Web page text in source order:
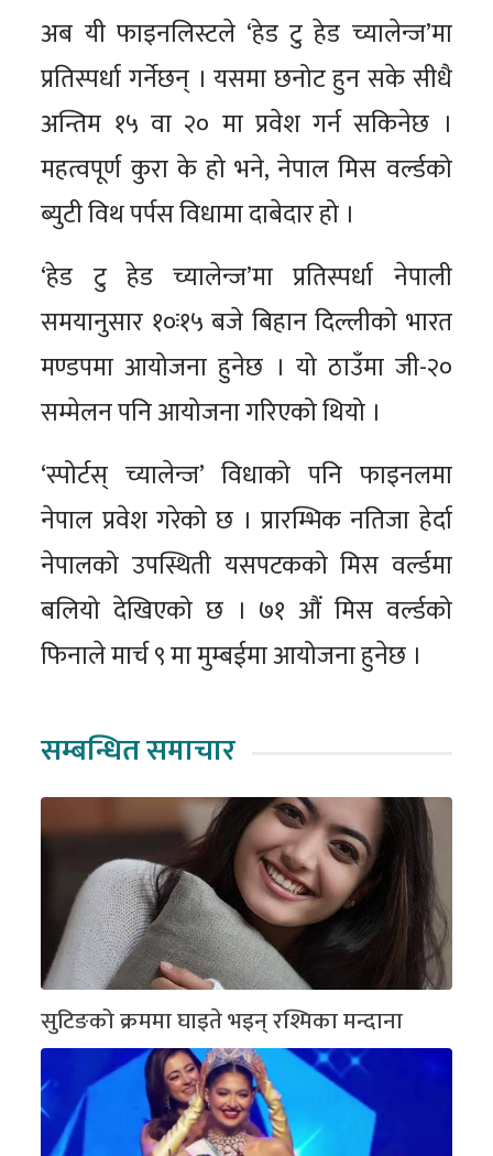
अब यी फाइनलिस्टले ‘हेड टु हेड च्यालेन्ज’मा
प्रतिस्पर्धा गर्नेछन् । यसमा छनोट हुन सके सीधै
अन्तिम १५ वा २० मा प्रवेश गर्न सकिनेछ ।
महत्वपूर्ण कुरा के हो भने, नेपाल मिस वर्ल्डको
ब्युटी विथ पर्पस विधामा दाबेदार हो ।
‘हेड टु हेड च्यालेन्ज’मा प्रतिस्पर्धा नेपाली
समयानुसार १०ः१५ बजे बिहान दिल्लीको भारत
मण्डपमा आयोजना हुनेछ । यो ठाउँमा जी-२०
सम्मेलन पनि आयोजना गरिएको थियो ।
‘स्पोर्टस् च्यालेन्ज’ विधाको पनि फाइनलमा
नेपाल प्रवेश गरेको छ । प्रारम्भिक नतिजा हेर्दा
नेपालको उपस्थिती यसपटकको मिस वर्ल्डमा
बलियो देखिएको छ । ७१ औं मिस वर्ल्डको
फिनाले मार्च ९ मा मुम्बईमा आयोजना हुनेछ ।
सम्बन्धित समाचार
सुटिङको क्रममा घाइते भइन् रश्मिका मन्दाना